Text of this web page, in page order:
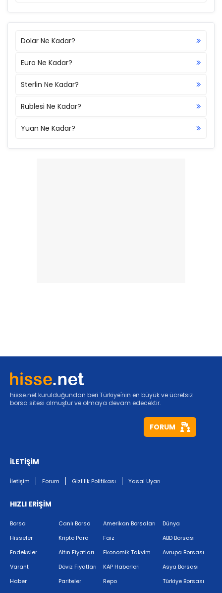
Dolar Ne Kadar?
Euro Ne Kadar?
Sterlin Ne Kadar?
Rublesi Ne Kadar?
Yuan Ne Kadar?
hisse.net kurulduğundan beri Türkiye'nin en büyük ve ücretsiz
borsa sitesi olmuştur ve olmaya devam edecektir.
FORUM
İLETİŞİM
İletişim Forum Gizlilik Politikası Yasal Uyarı
HIZLI ERİŞİM
Borsa
Hisseler
Endeksler
Varant
Haber
Canlı Borsa
Kripto Para
Altın Fiyatları
Döviz Fiyatları
Pariteler
Amerikan Borsaları
Faiz
Ekonomik Takvim
KAP Haberleri
Repo
Dünya
ABD Borsası
Avrupa Borsası
Asya Borsası
Türkiye Borsası